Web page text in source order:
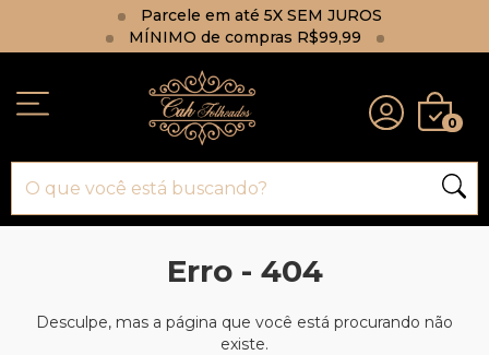
Parcele em até 5X SEM JUROS
MÍNIMO de compras R$99,99
0
Erro - 404
Desculpe, mas a página que você está procurando não
existe.